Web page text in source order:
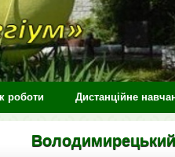
роботи Дистанційне
ліцей